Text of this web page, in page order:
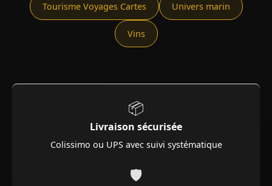
Tourisme Voyages Cartes Univers marin
Vins
📦
Livraison sécurisée
Colissimo ou UPS avec suivi systématique
🛡️